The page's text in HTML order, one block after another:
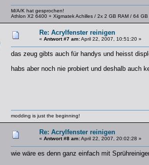
M/A/K hat gesprochen!
Athlon X2 6400 + Xigmatek Achilles / 2x 2 GB RAM / 64 GB
Re: Acrylfenster reinigen
« Antwort #7 am:April 22, 2007, 10:51:20 »
das zeug gibts auch für handys und heisst
habs aber noch nie probiert und deshalb auch
modding is just the beginning!
Re: Acrylfenster reinigen
« Antwort #8 am:April 22, 2007, 20:02:28 »
wie wäre es denn ganz einfach mit